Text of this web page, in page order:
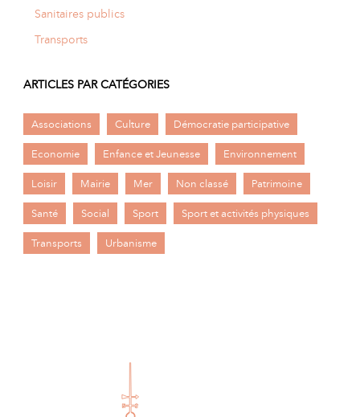
Sanitaires publics
Transports
ARTICLES PAR CATÉGORIES
Associations Culture Démocratie participative
Economie Enfance et Jeunesse Environnement
Loisir Mairie Mer Non classé Patrimoine
Santé Social Sport Sport et activités physiques
Transports Urbanisme